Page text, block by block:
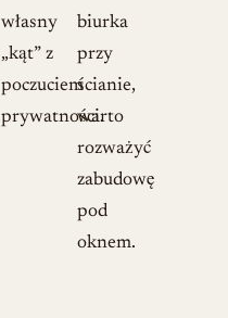
własny
„kąt” z
poczuciem
prywatności.
biurka
przy
ścianie,
warto
rozważyć
zabudowę
pod
oknem.